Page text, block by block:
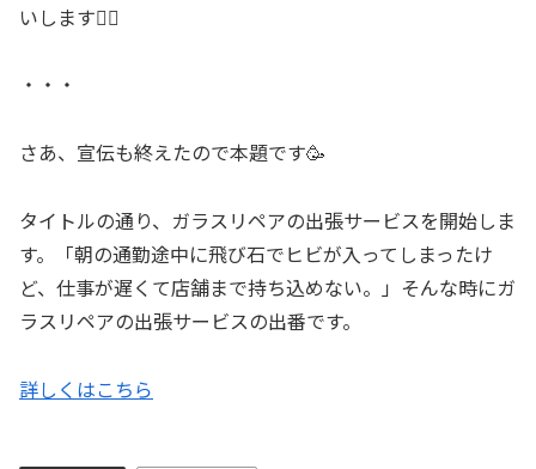
いします🙇‍♂️
・・・
さあ、宣伝も終えたので本題です🥳
タイトルの通り、ガラスリペアの出張サービスを開始しま
す。「朝の通勤途中に飛び石でヒビが入ってしまったけ
ど、仕事が遅くて店舗まで持ち込めない。」そんな時にガ
ラスリペアの出張サービスの出番です。
詳しくはこちら